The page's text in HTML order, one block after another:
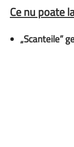
Ce nu poate
„Scanteile”